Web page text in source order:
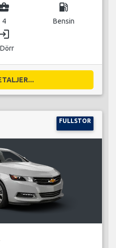
4
local_gas_station
Bensin
FULLSTOR